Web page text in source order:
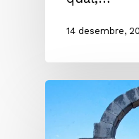
14 desembre,